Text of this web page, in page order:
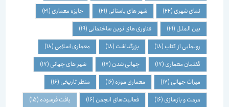
نمای شهری(22) شهر های باستانی(21) جایزه معماری(21)
بین الملل(21) فناوری های نوین ساختمانی(19)
رونمایی از کتاب(18) بزرگداشت(18) معماری اسلامی(18)
گفتمان معماری(17) جهانی شدن(17) شهر های جهانی(17)
میراث جهانی(17) معماری موزه(16) منظر تاریخی(16)
مرمت و بازسازی(16) فعالیت‌های انجمن(16) بافت فرسوده(15)